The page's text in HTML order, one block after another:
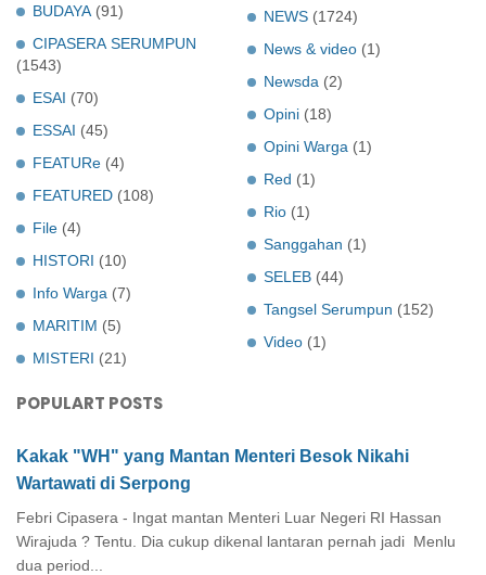
BUDAYA (91)
CIPASERA SERUMPUN
(1543)
ESAI (70)
ESSAI (45)
FEATURe (4)
FEATURED (108)
File (4)
HISTORI (10)
Info Warga (7)
MARITIM (5)
MISTERI (21)
NEWS (1724)
News & video (1)
Newsda (2)
Opini (18)
Opini Warga (1)
Red (1)
Rio (1)
Sanggahan (1)
SELEB (44)
Tangsel Serumpun (152)
Video (1)
POPULART POSTS
Kakak "WH" yang Mantan Menteri Besok Nikahi
Wartawati di Serpong
Febri Cipasera - Ingat mantan Menteri Luar Negeri RI Hassan
Wirajuda ? Tentu. Dia cukup dikenal lantaran pernah jadi Menlu
dua period...